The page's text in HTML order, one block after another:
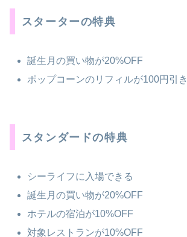
スターターの特典
誕生月の買い物が20%OFF
ポップコーンのリフィルが100円引き
スタンダードの特典
シーライフに入場できる
誕生月の買い物が20%OFF
ホテルの宿泊が10%OFF
対象レストランが10%OFF